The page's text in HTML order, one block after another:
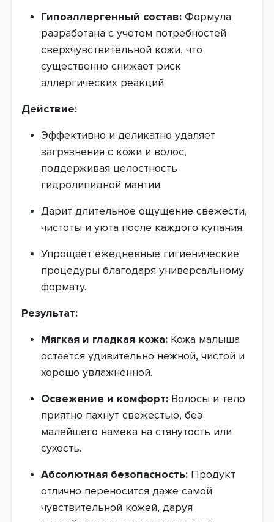
Гипоаллергенный состав: Формула
разработана с учетом потребностей
сверхчувствительной кожи, что
существенно снижает риск
аллергических реакций.
Действие:
Эффективно и деликатно удаляет
загрязнения с кожи и волос,
поддерживая целостность
гидролипидной мантии.
Дарит длительное ощущение свежести,
чистоты и уюта после каждого купания.
Упрощает ежедневные гигиенические
процедуры благодаря универсальному
формату.
Результат:
Мягкая и гладкая кожа: Кожа малыша
остается удивительно нежной, чистой и
хорошо увлажненной.
Освежение и комфорт: Волосы и тело
приятно пахнут свежестью, без
малейшего намека на стянутость или
сухость.
Абсолютная безопасность: Продукт
отлично переносится даже самой
чувствительной кожей, даруя